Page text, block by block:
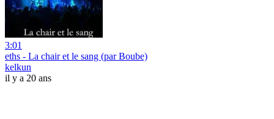
3:01
eths - La chair et le sang (par Boube)
kelkun
il y a 20 ans